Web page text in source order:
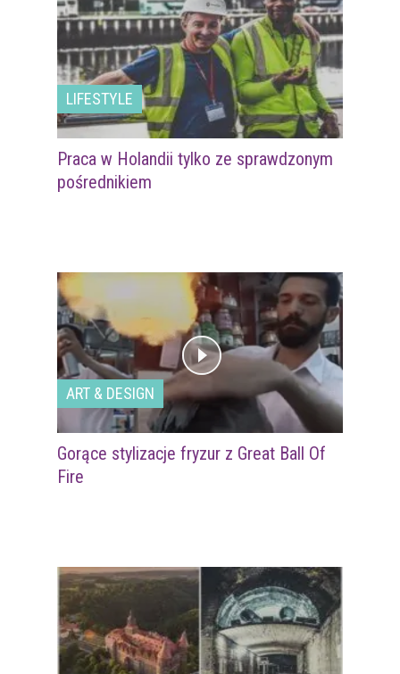
LIFESTYLE
Praca w Holandii tylko ze sprawdzonym
pośrednikiem
ART & DESIGN
Gorące stylizacje fryzur z Great Ball Of
Fire